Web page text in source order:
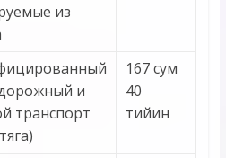
из
и
транспорт
167 сум
40
тийин